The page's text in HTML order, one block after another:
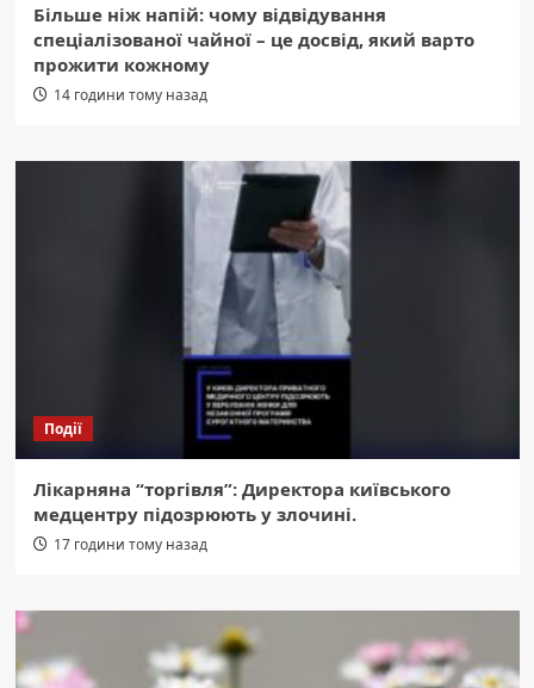
Більше ніж напій: чому відвідування
спеціалізованої чайної – це досвід, який варто
прожити кожному
14 години тому назад
Події
Лікарняна “торгівля”: Директора київського
медцентру підозрюють у злочині.
17 години тому назад